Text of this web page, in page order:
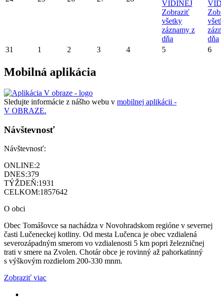
VIDINEJ
Zobraziť
všetky
záznamy z
dňa
dňa
31
1 2 3 4 5 6
Mobilná aplikácia
Sledujte informácie z nášho webu v mobilnej aplikácii -
V OBRAZE.
Návštevnosť
Návštevnosť:
ONLINE:2
DNES:379
TÝŽDEŇ:1931
CELKOM:1857642
O obci
Obec Tomášovce sa nachádza v Novohradskom regióne v severnej
časti Lučeneckej kotliny. Od mesta Lučenca je obec vzdialená
severozápadným smerom vo vzdialenosti 5 km popri železničnej
trati v smere na Zvolen. Chotár obce je rovinný až pahorkatinný
s výškovým rozdielom 200-330 mnm.
Zobraziť viac